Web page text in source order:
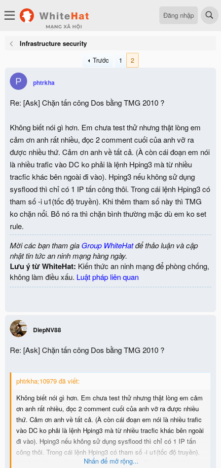
Đăng nhập
Infrastructure security
Trước
1 2
P phtrkha
Re: [Ask] Chặn tấn công Dos bằng TMG 2010 ?
Không biết nói gì hơn. Em chưa test thử nhưng thật lòng em
cảm ơn anh rất nhiều, đọc 2 comment cuối của anh vỡ ra
được nhiều thứ. Cảm ơn anh về tất cả. (À còn cái đoạn em nói
là nhiều trafic vào DC ko phải là lệnh Hping3 mà từ nhiều
tracfic khác bên ngoài đi vào). Hping3 nếu không sử dụng
sysflood thì chỉ có 1 IP tấn công thôi. Trong cái lệnh Hping3 có
tham số -i u1(tốc độ truyền). Khi thêm tham số này thì TMG
ko chặn nổi. Bỏ nó ra thì chặn bình thường mặc dù em ko set
rule.
Mời các bạn tham gia Group WhiteHatđể thảo luận và cập
nhật tin tức an ninh mạng hàng ngày.
Lưu ý từ WhiteHat: Kiến thức an ninh mạng để phòng chống,
không làm điều xấu. Luật pháp liên quan
DiepNV88
Re: [Ask] Chặn tấn công Dos bằng TMG 2010 ?
phtrkha;10979 đã viết:
Không biết nói gì hơn. Em chưa test thử nhưng thật lòng em cảm
ơn anh rất nhiều, đọc 2 comment cuối của anh vỡ ra được nhiều
thứ. Cảm ơn anh về tất cả. (À còn cái đoạn em nói là nhiều trafic
vào DC ko phải là lệnh Hping3 mà từ nhiều tracfic khác bên ngoài
đi vào). Hping3 nếu không sử dụng sysflood thì chỉ có 1 IP tấn
công thôi. Trong cái lệnh Hping3 có tham số -i u1(tốc độ truyền).
Khi thêm tham số này thì TMG ko chặn nổi. Bỏ nó ra thì chặn
Nhấn để mở rộng...